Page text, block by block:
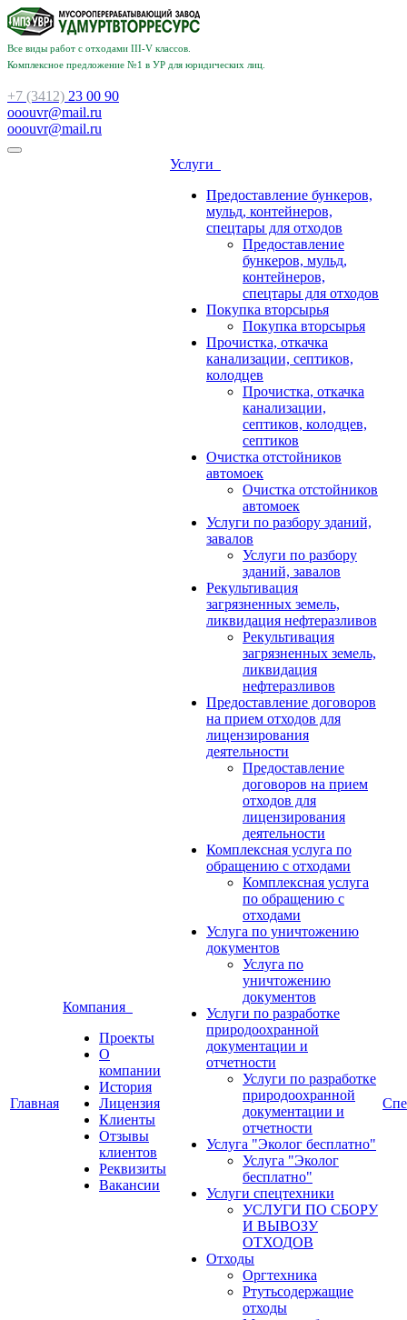
Все виды работ с отходами III-V классов.
Комплексное предложение №1 в УР для юридических лиц.
+7 (3412) 23 00 90
ooouvr@mail.ru
ooouvr@mail.ru
Главная
Компания
Проекты
О
компании
История
Лицензия
Клиенты
Отзывы
клиентов
Реквизиты
Вакансии
Услуги
Предоставление бункеров,
мульд, контейнеров,
спецтары для отходов
Предоставление
бункеров, мульд,
контейнеров,
спецтары для отходов
Покупка вторсырья
Покупка вторсырья
Прочистка, откачка
канализации, септиков,
колодцев
Прочистка, откачка
канализации,
септиков, колодцев,
септиков
Очистка отстойников
автомоек
Очистка отстойников
автомоек
Услуги по разбору зданий,
завалов
Услуги по разбору
зданий, завалов
Рекультивация
загрязненных земель,
ликвидация нефтеразливов
Рекультивация
загрязненных земель,
ликвидация
нефтеразливов
Предоставление договоров
на прием отходов для
лицензирования
деятельности
Предоставление
договоров на прием
отходов для
лицензирования
деятельности
Комплексная услуга по
обращению с отходами
Комплексная услуга
по обращению с
отходами
Услуга по уничтожению
документов
Услуга по
уничтожению
документов
Услуги по разработке
природоохранной
документации и
отчетности
Услуги по разработке
природоохранной
документации и
отчетности
Услуга "Эколог бесплатно"
Услуга "Эколог
бесплатно"
Услуги спецтехники
УСЛУГИ ПО СБОРУ
И ВЫВОЗУ
ОТХОДОВ
Отходы
Оргтехника
Ртутьсодержащие
отходы